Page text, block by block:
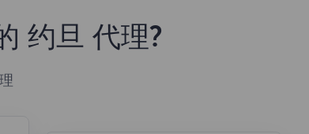
约旦 代理?